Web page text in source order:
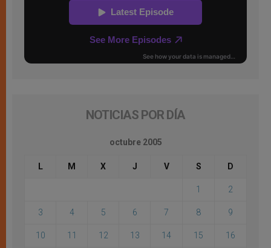
NOTICIAS POR DÍA
octubre 2005
L M X J V S D
1 2
3 4 5 6 7 8 9
10 11 12 13 14 15 16